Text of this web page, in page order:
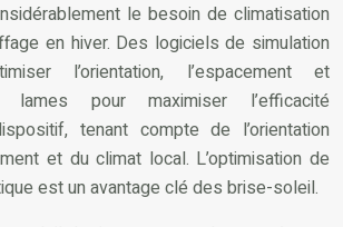
le besoin de climatisation
en hiver. Des logiciels de simulation
l’orientation, l’espacement et
lames pour maximiser l’efficacité
tenant compte de l’orientation
et du climat local. L’optimisation de
est un avantage clé des brise-soleil.